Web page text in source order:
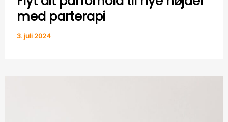
med parterapi
3. juli 2024